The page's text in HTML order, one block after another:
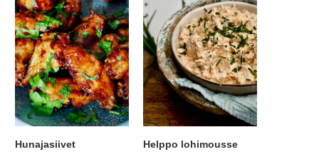
Hunajasiivet Helppo lohimousse